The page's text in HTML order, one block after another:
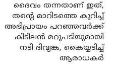
ദൈവം തന്നതാണ് ഇത്,
തന്റെ മാറിടത്തെ കുറിച്ച്
അഭിപ്രായം പറഞ്ഞവർക്ക്
കിടിലൻ മറുപടിയുമായി
നടി ദിവ്യങ്ക, കൈയ്യടിച്ച്
ആരാധകർ